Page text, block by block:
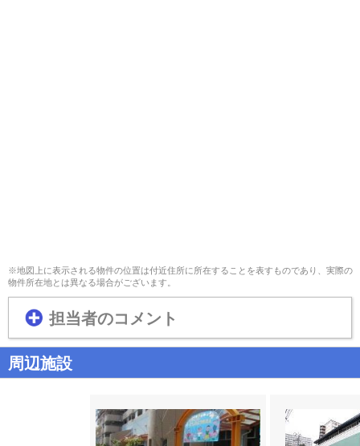
※地図上に表示される物件の位置は付近住所に所在することを表すものであり、実際の
物件所在地とは異なる場合がございます。
担当者のコメント
周辺施設